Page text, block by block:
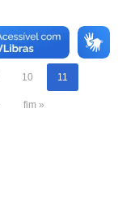
10 11
fim »